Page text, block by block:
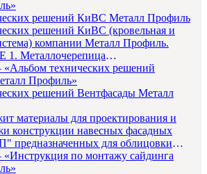
решений КиВС Металл Профиль
решений КиВС (кровельная и
компании Металл Профиль.
Металлочерепица
решений Вентфасады Металл
материалы для проектирования и
конструкции навесных фасадных
предназначенных для облицовки
и дру...